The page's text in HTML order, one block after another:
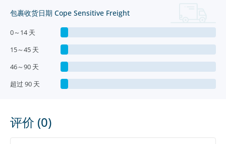
包裹收货日期 Cope Sensitive Freight
0～14 天
15～45 天
46～90 天
超过 90 天
评价 (0)